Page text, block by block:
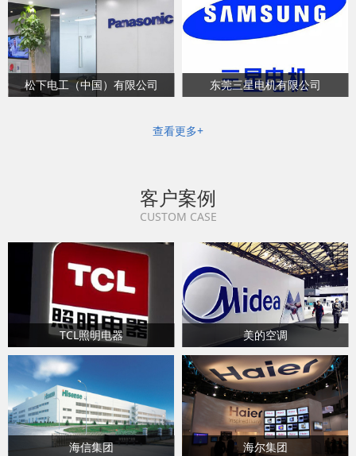
松下电工（中国）有限公司 东莞三星电机有限公司
查看更多+
客户案例
CUSTOM CASE
TCL照明电器 美的空调
海信集团 海尔集团